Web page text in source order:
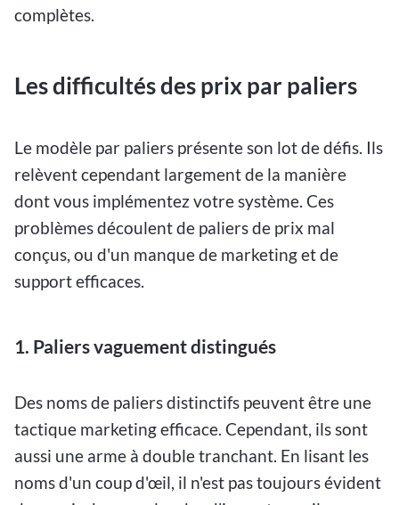
complètes.
Les difficultés des prix par paliers
Le modèle par paliers présente son lot de défis. Ils
relèvent cependant largement de la manière
dont vous implémentez votre système. Ces
problèmes découlent de paliers de prix mal
conçus, ou d'un manque de marketing et de
support efficaces.
1. Paliers vaguement distingués
Des noms de paliers distinctifs peuvent être une
tactique marketing efficace. Cependant, ils sont
aussi une arme à double tranchant. En lisant les
noms d'un coup d'œil, il n'est pas toujours évident